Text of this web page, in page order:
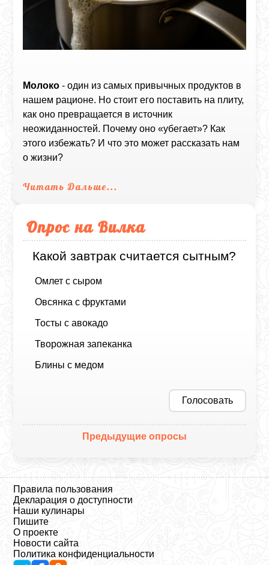
Молоко - один из самых привычных продуктов в
нашем рационе. Но стоит его поставить на плиту,
как оно превращается в источник
неожиданностей. Почему оно «убегает»? Как
этого избежать? И что это может рассказать нам
о жизни?
Читать Дальше...
Опрос на Вилка
Какой завтрак считается сытным?
Омлет с сыром
Овсянка с фруктами
Тосты с авокадо
Творожная запеканка
Блины с медом
Голосовать
Предыдущие опросы
Правила пользования
Декларация о доступности
Наши кулинары
Пишите
О проекте
Новости сайта
Политика конфиденциальности